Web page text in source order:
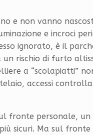
e non vanno
e incroci
ignorato, è il
rischio di furto
a “scolapiatti”
accessi
fronte personale,
sicuri. Ma sul